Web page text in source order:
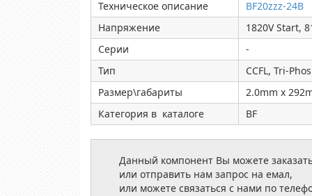
Техническое описание
BF20zzz-24B
Напряжение
1820V Start,
Серии
-
Тип
CCFL, Tri-
Размер\габариты
2.0mm x
Категория в каталоге
BF
Данный компонент Вы можете
или отправить нам запрос на емал,
или можете связаться с нами по